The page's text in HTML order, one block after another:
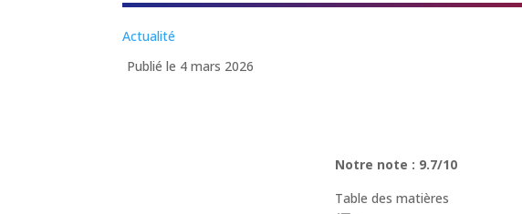
Actualité
Publié le 4 mars 2026
Notre note : 9.7/10
Table des matières